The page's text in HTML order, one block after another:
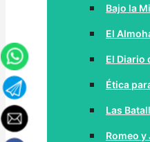
Bajo la
El
El Diario
Ética
Las
Romeo